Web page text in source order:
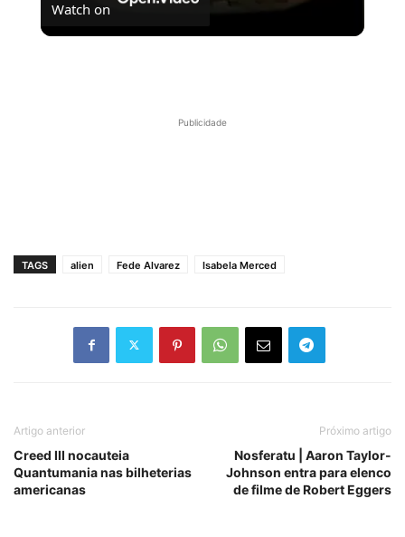
Watch on
Publicidade
TAGS alien Fede Alvarez Isabela Merced
Artigo anterior
Creed III nocauteia
Quantumania nas bilheterias
americanas
Próximo artigo
Nosferatu | Aaron Taylor-
Johnson entra para elenco
de filme de Robert Eggers